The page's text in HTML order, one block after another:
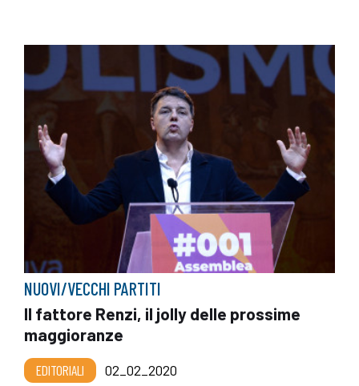
NUOVI/VECCHI PARTITI
Il fattore Renzi, il jolly delle prossime
maggioranze
EDITORIALI 02_02_2020